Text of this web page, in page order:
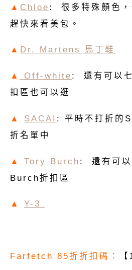
▲ Chloe : 很多特殊顏色，
趕快來看美包。
▲ Dr. Martens 馬丁鞋
▲ Off-white : 還有可以
扣區也可以逛
▲ SACAI : 平時不打折的
折名單中
▲ Tory Burch : 還有可以
Burch折扣區
▲ Y-3
Farfetch 85折折扣碼：